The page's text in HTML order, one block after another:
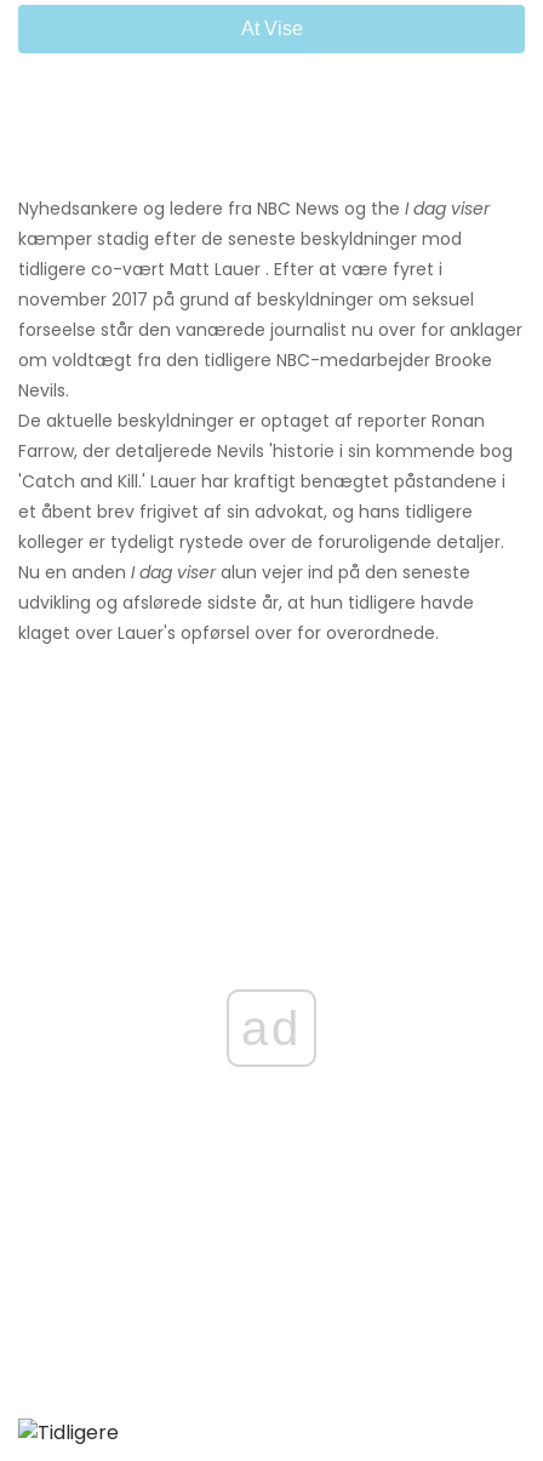
At Vise
Nyhedsankere og ledere fra NBC News og the I dag viser
kæmper stadig efter de seneste beskyldninger mod
tidligere co-vært Matt Lauer . Efter at være fyret i
november 2017 på grund af beskyldninger om seksuel
forseelse står den vanærede journalist nu over for anklager
om voldtægt fra den tidligere NBC-medarbejder Brooke
Nevils.
De aktuelle beskyldninger er optaget af reporter Ronan
Farrow, der detaljerede Nevils 'historie i sin kommende bog
'Catch and Kill.' Lauer har kraftigt benægtet påstandene i
et åbent brev frigivet af sin advokat, og hans tidligere
kolleger er tydeligt rystede over de foruroligende detaljer.
Nu en anden I dag viseralun vejer ind på den seneste
udvikling og afslørede sidste år, at hun tidligere havde
klaget over Lauer's opførsel over for overordnede.
ad